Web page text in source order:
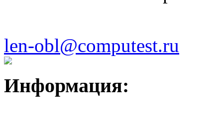
len-obl@computest.ru
Информация: